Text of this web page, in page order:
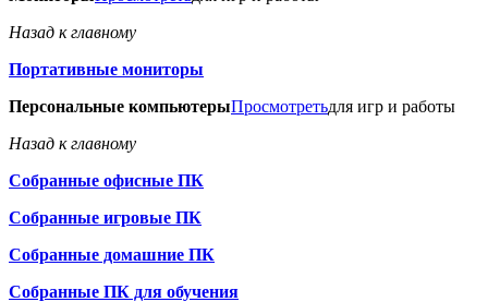
Назад к главному
Портативные мониторы
Персональные компьютерыПросмотретьдля игр и работы
Назад к главному
Собранные офисные ПК
Собранные игровые ПК
Собранные домашние ПК
Собранные ПК для обучения